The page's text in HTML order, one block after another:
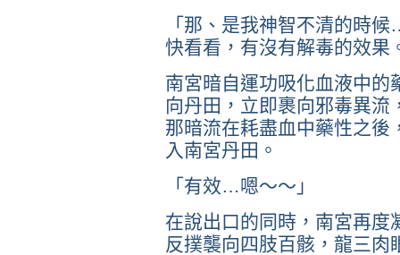
「那、是我神智不清的時
快看看，有沒有解毒的效果
南宮暗自運功吸化血液中
向丹田，立即裹向邪毒異流
那暗流在耗盡血中藥性之後
入南宮丹田。
「有效…嗯～～」
在說出口的同時，南宮再度
反撲襲向四肢百骸，龍三肉